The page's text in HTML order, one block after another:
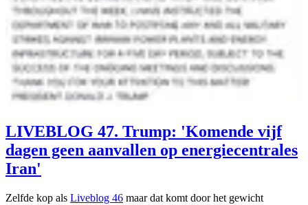
LIVEBLOG 47. Trump: 'Komende vijf
dagen geen aanvallen op energiecentrales
Iran'
Zelfde kop als Liveblog 46 maar dat komt door het gewicht